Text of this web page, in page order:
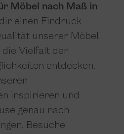
Möbel nach Maß in
einen Eindruck
unserer Möbel
die Vielfalt der
entdecken.
inspirieren und
genau nach
Besuche